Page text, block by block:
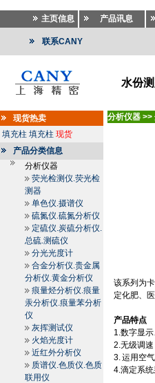
主页信息 产品讯息
联系CANY
水份
现货热卖
填充柱 填充柱 现货
产品分类信息
分析仪器
荧光检测仪.荧光检
测器
单色仪.摄谱仪
硫氮仪.硫氮分析仪
定硫仪.炭硫分析仪.
总硫.测硫仪
分光光度计
合金分析仪.贵金属
分析仪.黄金分析仪
痕量烃分析仪.痕量
汞分析仪.痕量苯分析
仪
灰挥测试仪
火焰光度计
近红外分析仪
质谱仪.色质仪.色质
联用仪
分析仪器 >>
该系列为
定化肥、
产品特点
1.数字显
2.无级调
3.运用空
4.滴定系